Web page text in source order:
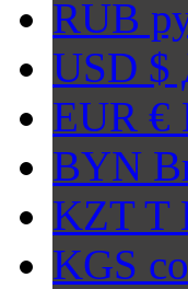
RUB
USD $
EUR €
BYN
KZT T
KGS